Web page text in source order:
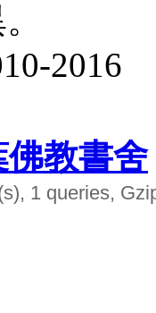
2016
佛教書舍
1 queries,